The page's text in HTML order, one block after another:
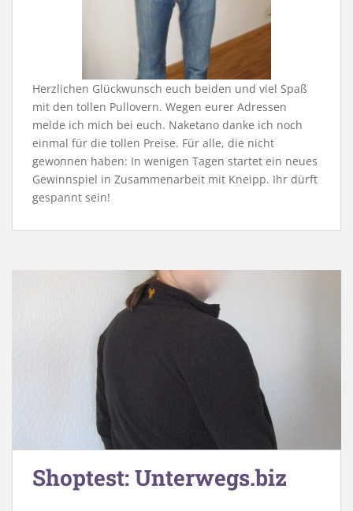
Herzlichen Glückwunsch euch beiden und viel Spaß
mit den tollen Pullovern. Wegen eurer Adressen
melde ich mich bei euch. Naketano danke ich noch
einmal für die tollen Preise. Für alle, die nicht
gewonnen haben: In wenigen Tagen startet ein neues
Gewinnspiel in Zusammenarbeit mit Kneipp. Ihr dürft
gespannt sein!
Shoptest: Unterwegs.biz